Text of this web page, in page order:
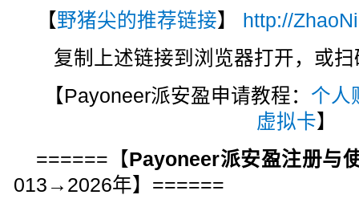
【野猪尖的推荐链接】
http://
复制上述链接到浏览器打开，或
【Payoneer派安盈申请教程： 个人
虚拟卡】
======【Payoneer派安盈注册与
013→2026年】======